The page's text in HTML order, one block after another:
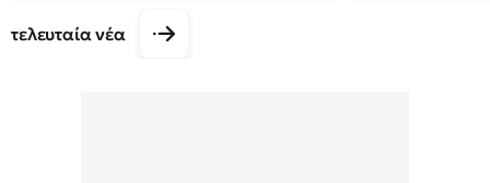
τελευταία νέα